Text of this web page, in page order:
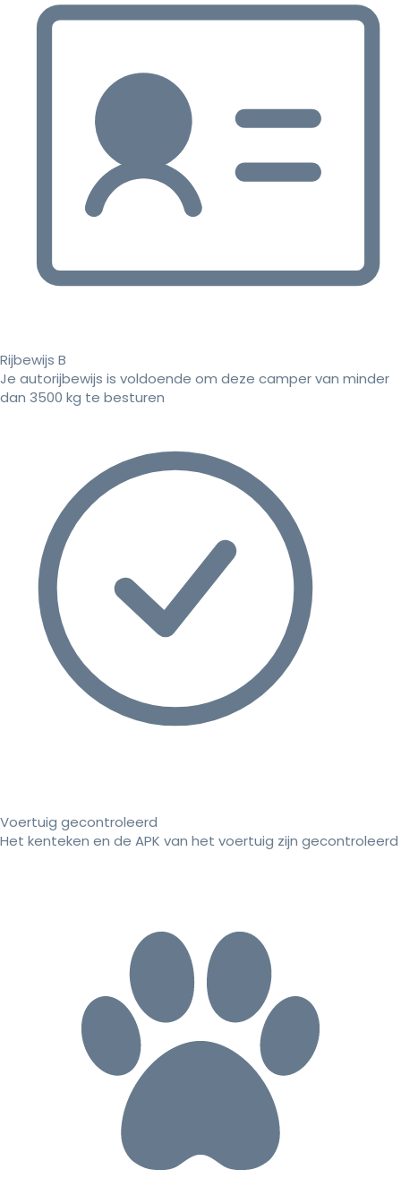
Rijbewijs B
Je autorijbewijs is voldoende om deze camper van minder
dan 3500 kg te besturen
Voertuig gecontroleerd
Het kenteken en de APK van het voertuig zijn gecontroleerd